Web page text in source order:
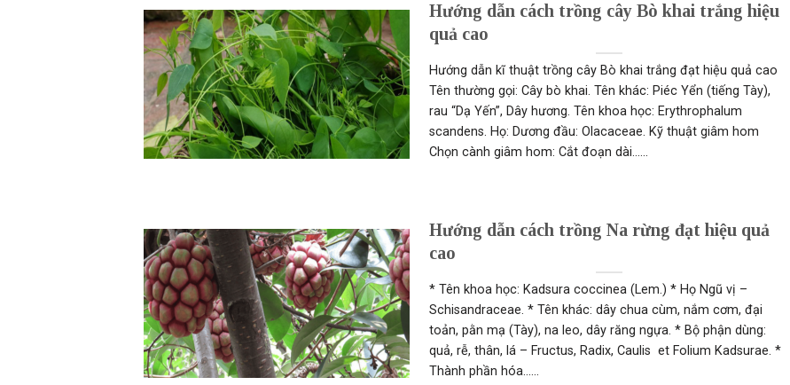
Hướng dẫn cách trồng cây Bò khai trắng hiệu
quả cao
Hướng dẫn kĩ thuật trồng cây Bò khai trắng đạt hiệu quả cao
Tên thường gọi: Cây bò khai. Tên khác: Piéc Yển (tiếng Tày),
rau “Dạ Yến”, Dây hương. Tên khoa học: Erythrophalum
scandens. Họ: Dương đầu: Olacaceae. Kỹ thuật giâm hom
Chọn cành giâm hom: Cắt đoạn dài......
Hướng dẫn cách trồng Na rừng đạt hiệu quả
cao
* Tên khoa học: Kadsura coccinea (Lem.) * Họ Ngũ vị –
Schisandraceae. * Tên khác: dây chua cùm, nắm cơm, đại
toản, pằn mạ (Tày), na leo, dây răng ngựa. * Bộ phận dùng:
quả, rễ, thân, lá – Fructus, Radix, Caulis et Folium Kadsurae. *
Thành phần hóa......